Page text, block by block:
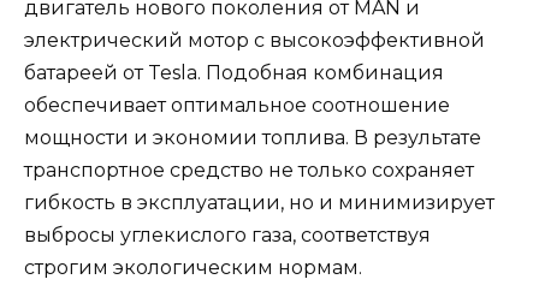
двигатель нового поколения от MAN и
электрический мотор с высокоэффективной
батареей от Tesla. Подобная комбинация
обеспечивает оптимальное соотношение
мощности и экономии топлива. В результате
транспортное средство не только сохраняет
гибкость в эксплуатации, но и минимизирует
выбросы углекислого газа, соответствуя
строгим экологическим нормам.